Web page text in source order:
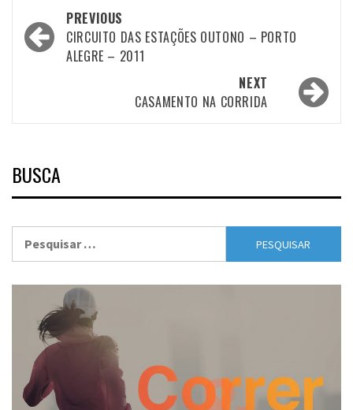
Post
navigation
PREVIOUS
CIRCUITO DAS ESTAÇÕES OUTONO – PORTO
ALEGRE – 2011
NEXT
CASAMENTO NA CORRIDA
BUSCA